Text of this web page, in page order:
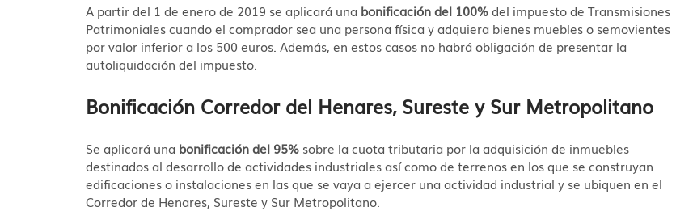
A partir del 1 de enero de 2019 se aplicará una bonificación del 100%del impuesto de Transmisiones
Patrimoniales cuando el comprador sea una persona física y adquiera bienes muebles o semovientes
por valor inferior a los 500 euros. Además, en estos casos no habrá obligación de presentar la
autoliquidación del impuesto.
Bonificación Corredor del Henares, Sureste y Sur Metropolitano
Se aplicará una bonificación del 95% sobre la cuota tributaria por la adquisición de inmuebles
destinados al desarrollo de actividades industriales así como de terrenos en los que se construyan
edificaciones o instalaciones en las que se vaya a ejercer una actividad industrial y se ubiquen en el
Corredor de Henares, Sureste y Sur Metropolitano.